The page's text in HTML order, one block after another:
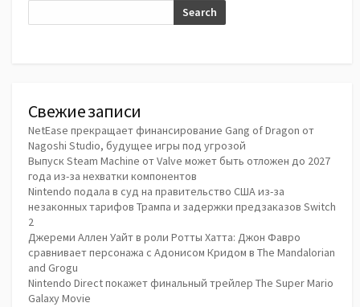
Search
Свежие записи
NetEase прекращает финансирование Gang of Dragon от
Nagoshi Studio, будущее игры под угрозой
Выпуск Steam Machine от Valve может быть отложен до 2027
года из-за нехватки компонентов
Nintendo подала в суд на правительство США из-за
незаконных тарифов Трампа и задержки предзаказов Switch
2
Джереми Аллен Уайт в роли Ротты Хатта: Джон Фавро
сравнивает персонажа с Адонисом Кридом в The Mandalorian
and Grogu
Nintendo Direct покажет финальный трейлер The Super Mario
Galaxy Movie